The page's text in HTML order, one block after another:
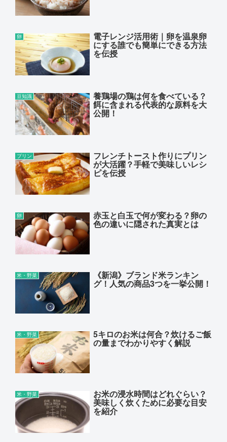
卵 電子レンジ活用術｜卵を温泉卵
にする誰でも簡単にできる方法
を伝授
豆知識 養鶏場の鶏は何を食べている？
餌に含まれる代表的な原料を大
公開！
プリン フレンチトースト作りにプリン
が大活躍？手軽で美味しいレシ
ピを伝授
卵 赤玉と白玉で何が変わる？卵の
色の違いに隠された真実とは
米・野菜 《新潟》ブランド米ランキン
グ！人気の商品3つを一挙公開！
米・野菜 5キロのお米は何合？炊けるご飯
の量までわかりやすく解説
米・野菜 お米の浸水時間はどれぐらい？
美味しく炊くために必要な目安
を紹介